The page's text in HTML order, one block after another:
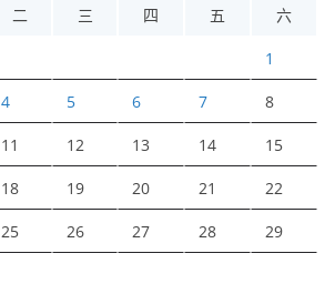
二 三 四 五 六
1
4 5 6 7 8
11 12 13 14 15
18 19 20 21 22
25 26 27 28 29